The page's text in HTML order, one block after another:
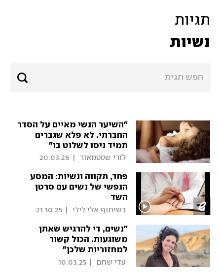
תגיות
נשיות
"השיער הנשי מאיים על הסדר
החברתי. לא פלא שגברים
תמיד ניסו לשלוט בו"
לורי שטטמאור 20.03.26
פחד, תקווה ונשיות: המסע
הנפשי של נשים עם סרטן
השד
בשיתוף אלי לילי 21.10.25
"נשים, די להרגיש שאתן
משוגעות. הכול קשור
למחזוריות שלכן"
עדי שחם 10.03.25